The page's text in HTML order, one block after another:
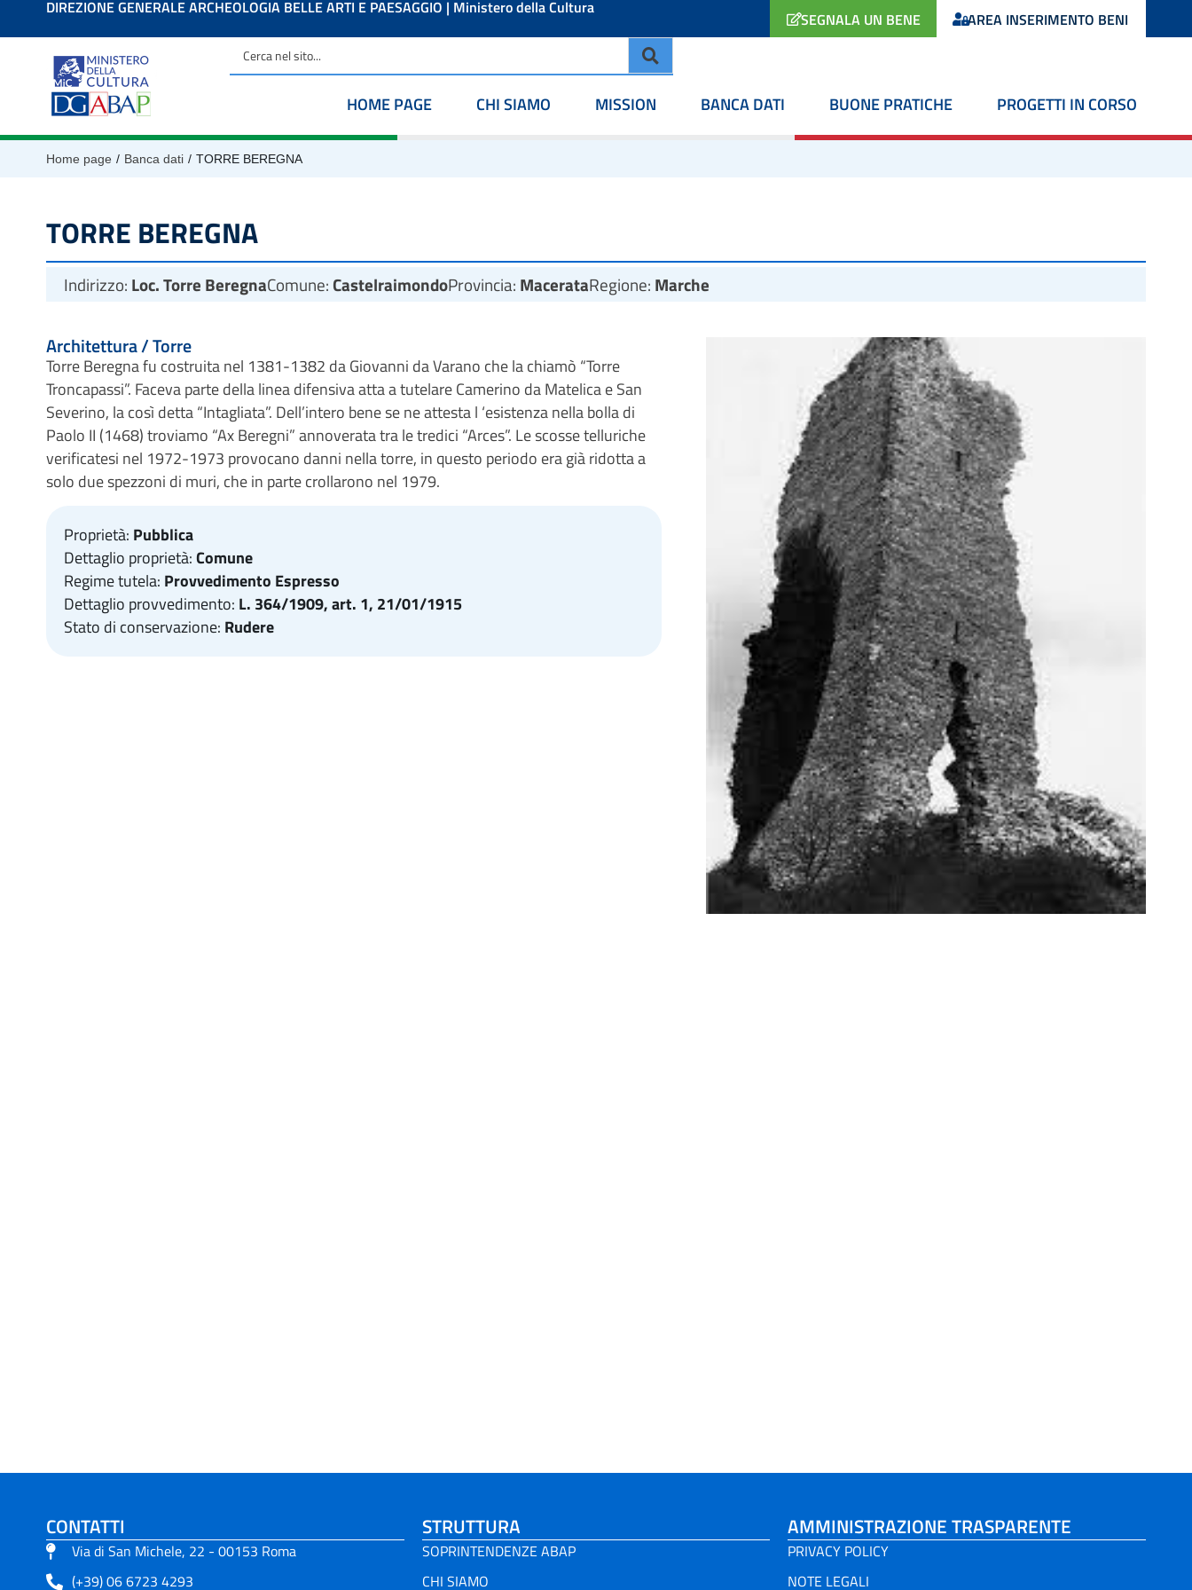
contenutoDIREZIONE GENERALE ARCHEOLOGIA BELLE ARTI E PAESAGGIO | Ministero della Cultura
SEGNALA UN BENE AREA INSERIMENTO BENI
HOME PAGE CHI SIAMO MISSION BANCA DATI BUONE PRATICHE PROGETTI IN CORSO
Home page / Banca dati / TORRE BEREGNA
TORRE BEREGNA
Indirizzo: Loc. Torre BeregnaComune: CastelraimondoProvincia: MacerataRegione: Marche
Architettura / Torre
Torre Beregna fu costruita nel 1381-1382 da Giovanni da Varano che la chiamò “Torre
Troncapassi”. Faceva parte della linea difensiva atta a tutelare Camerino da Matelica e San
Severino, la così detta “Intagliata”. Dell’intero bene se ne attesta l ‘esistenza nella bolla di
Paolo II (1468) troviamo “Ax Beregni” annoverata tra le tredici “Arces”. Le scosse telluriche
verificatesi nel 1972-1973 provocano danni nella torre, in questo periodo era già ridotta a
solo due spezzoni di muri, che in parte crollarono nel 1979.
Proprietà: Pubblica
Dettaglio proprietà:Comune
Regime tutela: Provvedimento Espresso
Dettaglio provvedimento: L. 364/1909, art. 1, 21/01/1915
Stato di conservazione: Rudere
CONTATTI
Via di San Michele, 22 - 00153 Roma
(+39) 06 6723 4293
STRUTTURA
SOPRINTENDENZE ABAP
CHI SIAMO
AMMINISTRAZIONE TRASPARENTE
PRIVACY POLICY
NOTE LEGALI